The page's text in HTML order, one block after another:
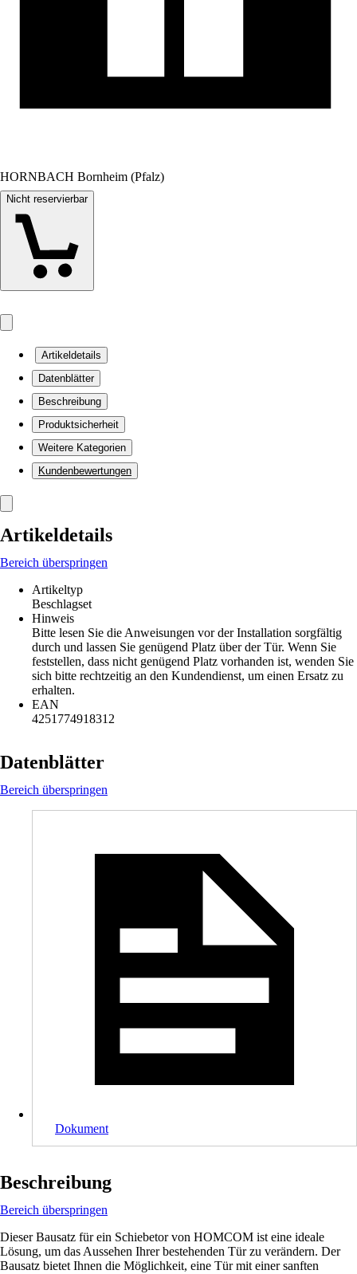
HORNBACH Bornheim (Pfalz)
Nicht reservierbar
Artikeldetails
Datenblätter
Beschreibung
Produktsicherheit
Weitere Kategorien
Kundenbewertungen
Artikeldetails
Bereich überspringen
Artikeltyp
Beschlagset
Hinweis
Bitte lesen Sie die Anweisungen vor der Installation sorgfältig
durch und lassen Sie genügend Platz über der Tür. Wenn Sie
feststellen, dass nicht genügend Platz vorhanden ist, wenden Sie
sich bitte rechtzeitig an den Kundendienst, um einen Ersatz zu
erhalten.
EAN
4251774918312
Datenblätter
Bereich überspringen
Dokument
Beschreibung
Bereich überspringen
Dieser Bausatz für ein Schiebetor von HOMCOM ist eine ideale
Lösung, um das Aussehen Ihrer bestehenden Tür zu verändern. Der
Bausatz bietet Ihnen die Möglichkeit, eine Tür mit einer sanften